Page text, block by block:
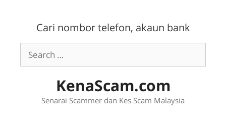
Cari nombor telefon, akaun bank
Search
for:
KenaScam.com
Senarai Scammer dan Kes Scam Malaysia